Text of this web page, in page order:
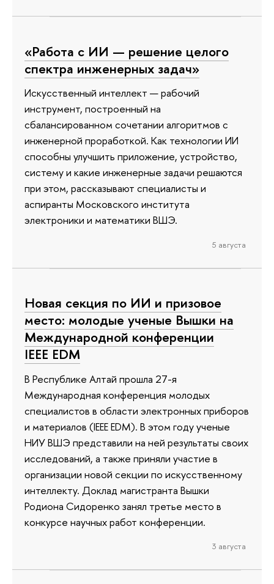
«Работа с ИИ — решение целого
спектра инженерных задач»
Искусственный интеллект — рабочий
инструмент, построенный на
сбалансированном сочетании алгоритмов с
инженерной проработкой. Как технологии ИИ
способны улучшить приложение, устройство,
систему и какие инженерные задачи решаются
при этом, рассказывают специалисты и
аспиранты Московского института
электроники и математики ВШЭ.
5 августа
Новая секция по ИИ и призовое
место: молодые ученые Вышки на
Международной конференции
IEEE EDM
В Республике Алтай прошла 27-я
Международная конференция молодых
специалистов в области электронных приборов
и материалов (IEEE EDM). В этом году ученые
НИУ ВШЭ представили на ней результаты своих
исследований, а также приняли участие в
организации новой секции по искусственному
интеллекту. Доклад магистранта Вышки
Родиона Сидоренко занял третье место в
конкурсе научных работ конференции.
3 августа